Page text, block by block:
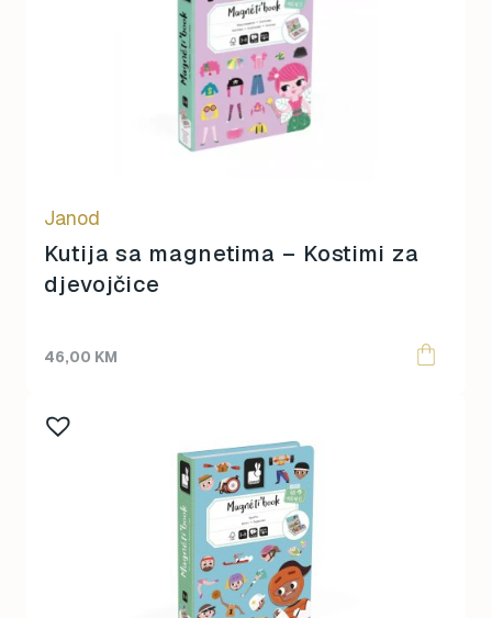
Janod
Kutija sa magnetima – Kostimi za
djevojčice
46,00 KM